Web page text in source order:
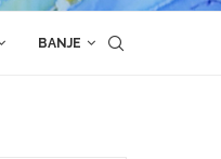
BANJE